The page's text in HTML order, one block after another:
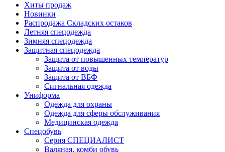
Хиты продаж
Новинки
Распродажа Складских остаков
Летняя спецодежда
Зимняя спецодежда
Защитная спецодежда
Защита от повышенных температур
Защита от воды
Защита от ВБФ
Сигнальная одежда
Униформа
Одежда для охраны
Одежда для сферы обслуживания
Медицинская одежда
Спецобувь
Серия СПЕЦИАЛИСТ
Валяная, комби обувь